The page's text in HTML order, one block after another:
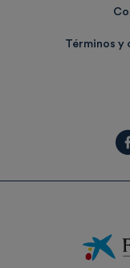
Términos y
La